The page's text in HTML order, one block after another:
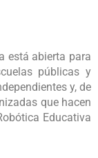
está abierta para
públicas y
y, de
que hacen
Educativa